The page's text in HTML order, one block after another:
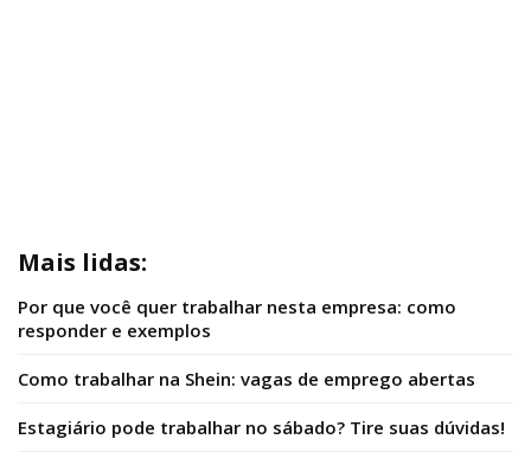
Mais lidas:
Por que você quer trabalhar nesta empresa: como
responder e exemplos
Como trabalhar na Shein: vagas de emprego abertas
Estagiário pode trabalhar no sábado? Tire suas dúvidas!